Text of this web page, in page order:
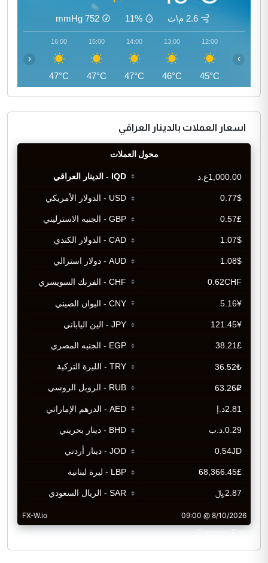
2.6 م\ث 11%
752
mmHg
12:00
45°C
13:00
46°C
14:00
47°C
15:00
47°C
16:00
47°C
‹ ›
اسعار العملات بالدينار العراقي
CurrencyRate